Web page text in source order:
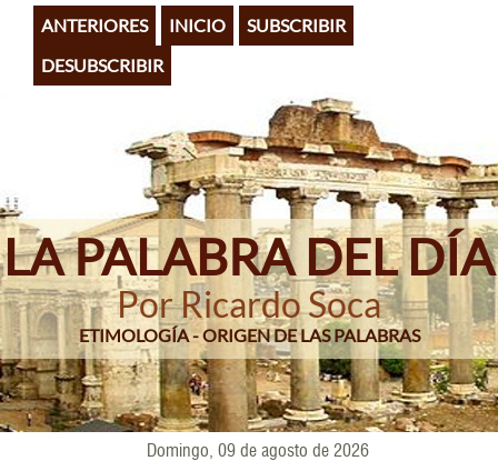
Pasar
contenido
principal
ANTERIORES INICIO
SUBSCRIBIR
DESUBSCRIBIR
LA PALABRA DEL DÍA
Por Ricardo Soca
ETIMOLOGÍA - ORIGEN DE LAS PALABRAS
Domingo, 09 de agosto de 2026